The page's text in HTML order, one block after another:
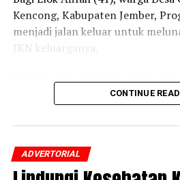
Kencong, Kabupaten Jember,
menjadi jalan keluar untuk
JKN keluarganya.
Bukan Penerima Upah) dan BP
mengetahui adanya program
Setelah mendapatkan penjelasan
Kesehatan mengenai skema
CONTINUE
ADVERTORIAL